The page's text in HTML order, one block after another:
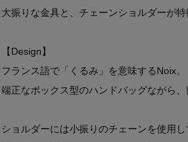
大振りな金具と、チェーンショルダーが
【Design】
フランス語で「くるみ」を意味するNoix。
端正なボックス型のハンドバッグながら
ショルダーには小振りのチェーンを使用